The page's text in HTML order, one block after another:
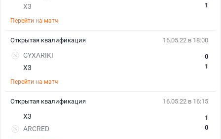
X3
1
Перейти на матч
16.05.22 в 18:00
CYXARIKI
X3
0
1
Перейти на матч
Открытая квалификация
16.05.22 в 16:15
X3
ARCRED
1
0
Открытая квалификация